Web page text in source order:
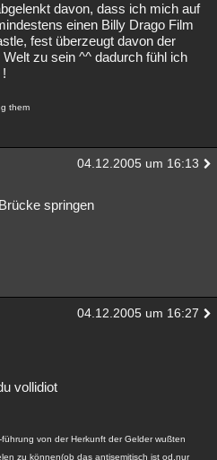
davon, dass ich mich auf
einen Billy Drago Film
fest überzeugt davon der
zu sein ^^ dadurch fühl ich
them
04.12.2005 um 16:13
springen
04.12.2005 um 16:27
vollidiot
von der Herkunft der Gelder wußten
zu können(ob das antisemitisch ist od.nur